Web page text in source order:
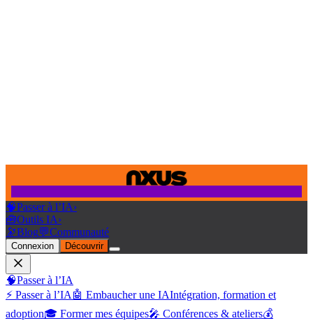
🧠Passer à l’IA›
🧰Outils IA›
🔭Blog💬Communauté
Connexion Découvrir
🧠Passer à l’IA
⚡ Passer à l’IA 🤖 Embaucher une IAIntégration, formation et
adoption🎓 Former mes équipes🎤 Conférences & ateliers💰